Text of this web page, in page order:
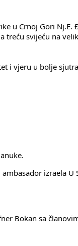
u Crnoj Gori
svijeću na
i vjeru u bolje
izraela
Bokan sa